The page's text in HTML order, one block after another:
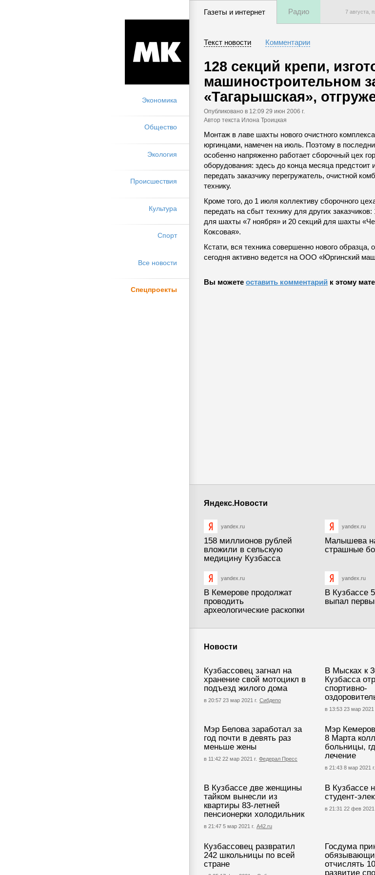
Экономика
Общество
Экология
Происшествия
Культура
Спорт
Все новости
Спецпроекты
Газеты и интернет Радио 7 августа,
Текст новости Комментарии
128 секций крепи,
машиностроительном
«Тагарышская»,
Опубликовано в 12:09 29 июн 2006 г.
Автор текста Илона Троицкая
Монтаж в лаве шахты нового очистного
юргинцами, намечен на июль. Поэтому в
особенно напряженно работает сборочный цех
оборудования: здесь до конца месяца предстоит
передать заказчику перегружатель, очистной
технику.
Кроме того, до 1 июля коллективу сборочного
передать на сбыт технику для других заказчиков:
для шахты «7 ноября» и 20 секций для шахты
Коксовая».
Кстати, вся техника совершенно нового образца,
сегодня активно ведется на ООО «Юргинский
Вы можете оставить комментарий к этому
Яндекс.Новости
yandex.ru
158 миллионов рублей
вложили в сельскую
медицину Кузбасса
yandex.ru
Малышева
страшные
yandex.ru
В Кемерове продолжат
проводить
археологические раскопки
yandex.ru
В Кузбассе
выпал
Новости
Кузбассовец загнал на
хранение свой мотоцикл в
подъезд жилого дома
в 20:57 23 мар 2021 г. Сибдепо
В Мысках к
Кузбасса
спортивно-
в 13:53 23 мар 2021
Мэр Белова заработал за
год почти в девять раз
меньше жены
в 11:42 22 мар 2021 г. Федерал Пресс
Мэр
8 Марта
больницы,
лечение
в 21:43 8 мар 2021 г.
В Кузбассе две женщины
тайком вынесли из
квартиры 83-летней
пенсионерки холодильник
в 21:47 5 мар 2021 г. А42.ru
В Кузбассе
студент-
в 21:31 22 фев 2021
Кузбассовец развратил
242 школьницы по всей
стране
Госдума
отчислять
развитие